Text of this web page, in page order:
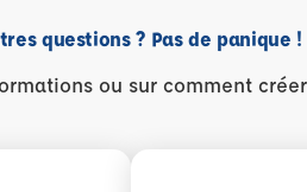
questions ? Pas de panique !
ou sur comment